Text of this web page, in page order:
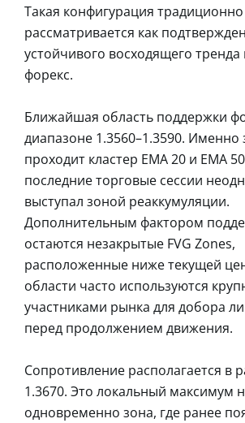
Такая конфигурация традиционно
рассматривается как
устойчивого восходящего
форекс.
Ближайшая область поддержки
диапазоне 1.3560–1.3590. Именно
проходит кластер EMA 20 и EMA
последние торговые сессии
выступал зоной реаккумуляции.
Дополнительным фактором
остаются незакрытые FVG Zones,
расположенные ниже текущей
области часто используются
участниками рынка для добора
перед продолжением движения.
Сопротивление располагается в
1.3670. Это локальный максимум
одновременно зона, где ранее